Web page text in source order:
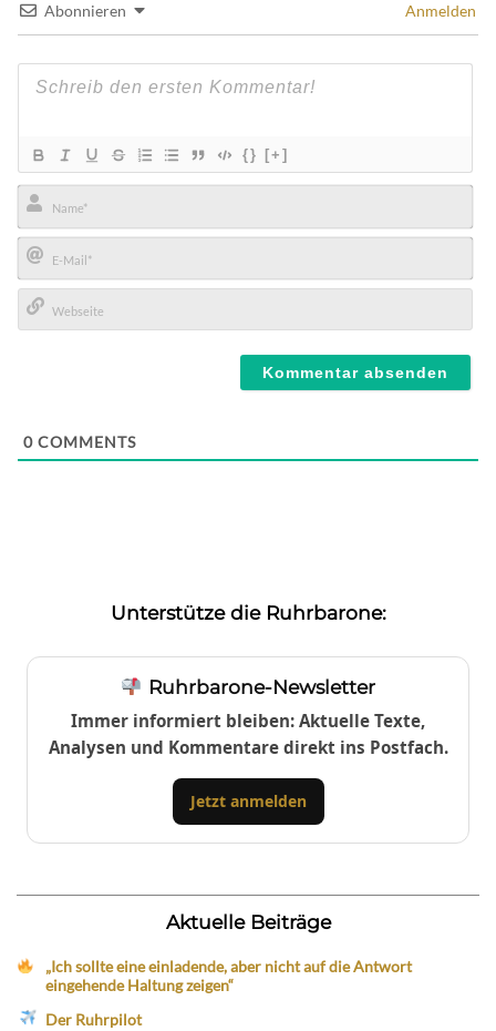
Abonnieren Anmelden
{} [+]
Name*
E-
Mail*
0 COMMENTS
Unterstütze die Ruhrbarone:
Ruhrbarone-Newsletter
Immer informiert bleiben: Aktuelle Texte,
Analysen und Kommentare direkt ins Postfach.
Jetzt anmelden
Aktuelle Beiträge
„Ich sollte eine einladende, aber nicht auf die Antwort
eingehende Haltung zeigen“
Der Ruhrpilot